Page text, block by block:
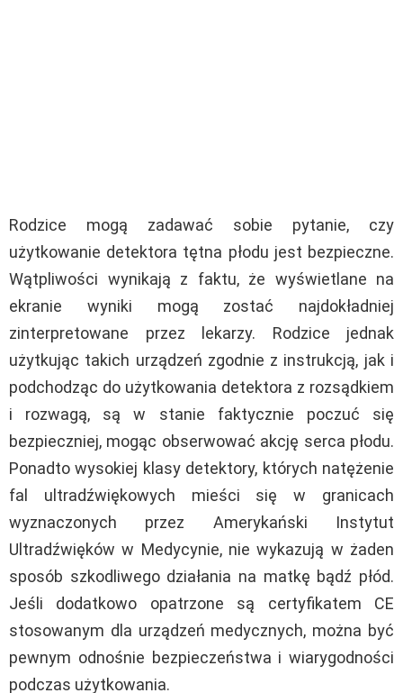
Rodzice mogą zadawać sobie pytanie, czy
użytkowanie detektora tętna płodu jest bezpieczne.
Wątpliwości wynikają z faktu, że wyświetlane na
ekranie wyniki mogą zostać najdokładniej
zinterpretowane przez lekarzy. Rodzice jednak
użytkując takich urządzeń zgodnie z instrukcją, jak i
podchodząc do użytkowania detektora z rozsądkiem
i rozwagą, są w stanie faktycznie poczuć się
bezpieczniej, mogąc obserwować akcję serca płodu.
Ponadto wysokiej klasy detektory, których natężenie
fal ultradźwiękowych mieści się w granicach
wyznaczonych przez Amerykański Instytut
Ultradźwięków w Medycynie, nie wykazują w żaden
sposób szkodliwego działania na matkę bądź płód.
Jeśli dodatkowo opatrzone są certyfikatem CE
stosowanym dla urządzeń medycznych, można być
pewnym odnośnie bezpieczeństwa i wiarygodności
podczas użytkowania.